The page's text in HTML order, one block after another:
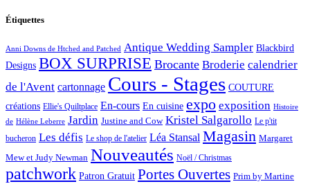
Étiquettes
Anni Downs de Htched and Patched Antique Wedding Sampler Blackbird
Designs BOX SURPRISE Brocante Broderie calendrier
de l'Avent cartonnage Cours - Stages COUTURE
créations Ellie's Quiltplace En-cours En cuisine expo exposition Histoire
de Hélène Leberre Jardin Justine and Cow Kristel Salgarollo Le p'tit
bucheron Les défis Le shop de l'atelier Léa Stansal Magasin Margaret
Mew et Judy Newman Nouveautés Noël / Christmas
patchwork Patron Gratuit Portes Ouvertes Prim by Martine